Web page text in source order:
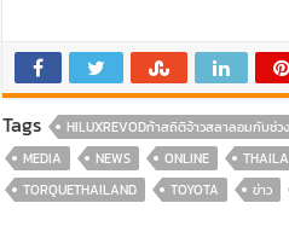
Tags
HILUXREVODท้าสถิติจ้าวสลาลอมกับช่วง
MEDIA
NEWS ONLINE
TORQUETHAILAND
TOYOTA ข่าว